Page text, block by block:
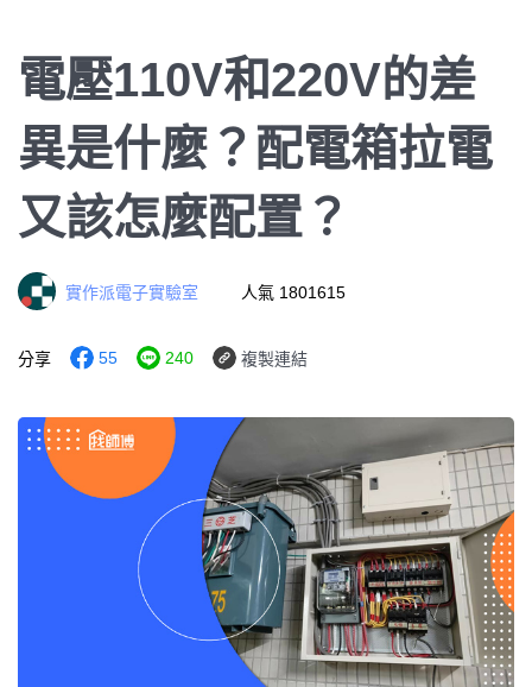
電壓110V和220V的差
異是什麼？配電箱拉電
又該怎麼配置？
實作派電子實驗室 人氣 1801615
分享 55 240 複製連結